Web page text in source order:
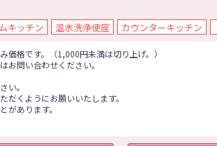
キッチン 温水洗浄便座 カウンターキッチン
格です。（1,000円未満は切り上げ。）
お問い合わせください。
い。
くようにお願いいたします。
あります。